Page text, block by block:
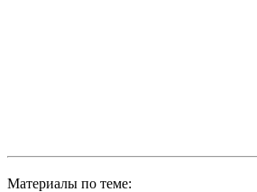
Материалы по теме: